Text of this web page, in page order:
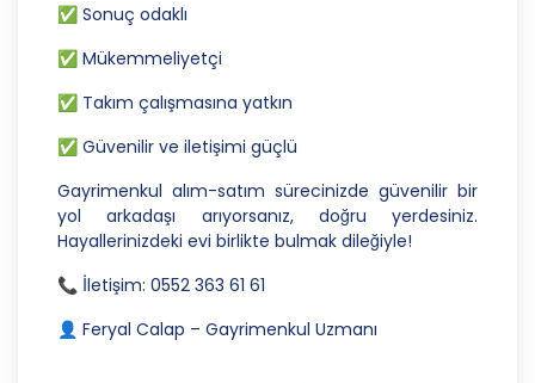
Olma
CB Gayrimenkul Franchising Pazarlama ve
Danışmanlık Hizmetleri A.Ş.; kişisel verileri
belirlenen amaçların gerçekleştirilmesine elverişli
bir biçimde işleyecek ve amacın
duyulmayan kişisel verilerin işlenmesinden
kaçınacaktır.
Amaç İçin Gerekli Olan Süre Kadar Muhafaza
✅ Sonuç odaklı
✅ Mükemmeliyetçi
✅ Takım çalışmasına yatkın
✅ Güvenilir ve iletişimi güçlü
Gayrimenkul alım-satım sürecinizde güvenilir bir
yol arkadaşı arıyorsanız, doğru yerdesiniz.
Hayallerinizdeki evi birlikte bulmak dileğiyle!
📞 İletişim: 0552 363 61 61
👤 Feryal Calap – Gayrimenkul Uzmanı